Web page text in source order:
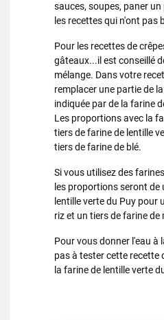
sauces, soupes, paner
les recettes qui n'ont pas
Pour les recettes de
gâteaux...il est conseillé
mélange. Dans votre
remplacer une partie de
indiquée par de la farine
Les proportions avec la
tiers de farine de lentille
tiers de farine de blé.
Si vous utilisez des
les proportions seront de
lentille verte du Puy pour
riz et un tiers de farine de
Pour vous donner l'eau à
pas à tester cette recette
la farine de lentille verte